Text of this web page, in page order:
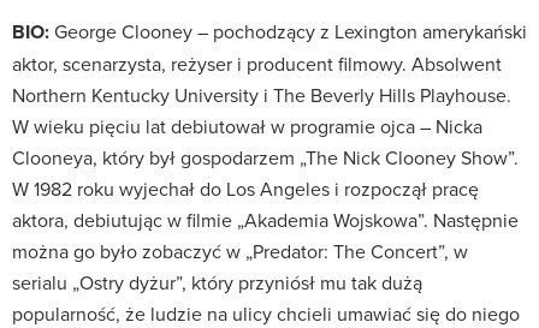
BIO:George Clooney – pochodzący z Lexington amerykański
aktor, scenarzysta, reżyser i producent filmowy. Absolwent
Northern Kentucky University i The Beverly Hills Playhouse.
W wieku pięciu lat debiutował w programie ojca – Nicka
Clooneya, który był gospodarzem „The Nick Clooney Show”.
W 1982 roku wyjechał do Los Angeles i rozpoczął pracę
aktora, debiutując w filmie „Akademia Wojskowa”. Następnie
można go było zobaczyć w „Predator: The Concert”, w
serialu „Ostry dyżur”, który przyniósł mu tak dużą
popularność, że ludzie na ulicy chcieli umawiać się do niego